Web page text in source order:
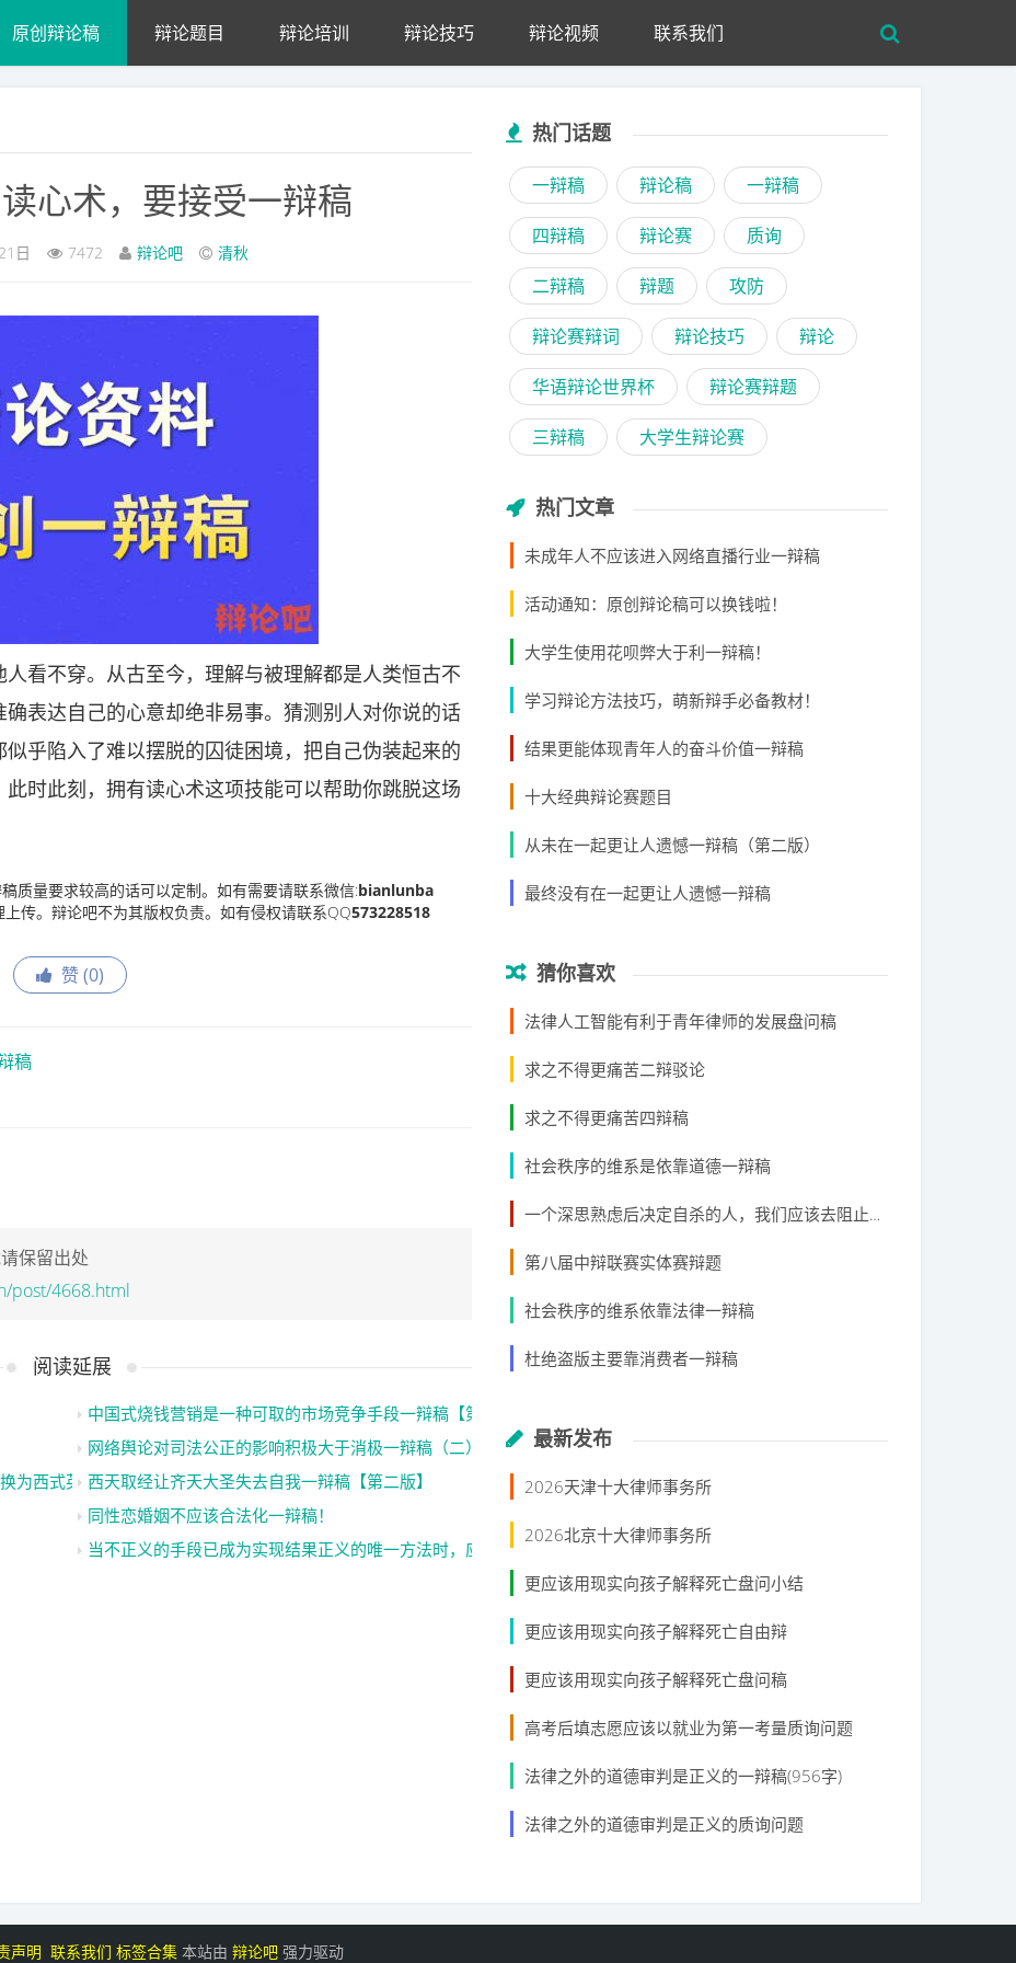
原创辩论稿 辩论题目 辩论培训 辩论技巧 辩论视频 联系我们
心术，要接受一辩稿
日 7472 辩论吧 清秋
不穿。从古至今，理解与被理解都是人类恒古不
表达自己的心意却绝非易事。猜测别人对你说的话
乎陷入了难以摆脱的囚徒困境，把自己伪装起来的
时此刻，拥有读心术这项技能可以帮助你跳脱这场
质量要求较高的话可以定制。如有需要请联系微信:bianlunba
传。辩论吧不为其版权负责。如有侵权请联系QQ573228518
赞 (0)
稿
保留出处
post/4668.html
阅读延展
中国式烧钱营销是一种可取的市场竞争手段一辩稿【第二版】
网络舆论对司法公正的影响积极大于消极一辩稿（二）
为西式英雄一辩稿（二）
西天取经让齐天大圣失去自我一辩稿【第二版】
同性恋婚姻不应该合法化一辩稿！
当不正义的手段已成为实现结果正义的唯一方法时，应该用一辩稿【第二版】
热门话题
一辩稿 辩论稿 一辩稿
四辩稿 辩论赛 质询
二辩稿 辩题 攻防
辩论赛辩词 辩论技巧 辩论
华语辩论世界杯 辩论赛辩题
三辩稿 大学生辩论赛
热门文章
未成年人不应该进入网络直播行业一辩稿
活动通知：原创辩论稿可以换钱啦！
大学生使用花呗弊大于利一辩稿！
学习辩论方法技巧，萌新辩手必备教材！
结果更能体现青年人的奋斗价值一辩稿
十大经典辩论赛题目
从未在一起更让人遗憾一辩稿（第二版）
最终没有在一起更让人遗憾一辩稿
猜你喜欢
法律人工智能有利于青年律师的发展盘问稿
求之不得更痛苦二辩驳论
求之不得更痛苦四辩稿
社会秩序的维系是依靠道德一辩稿
一个深思熟虑后决定自杀的人，我们应该去阻止他一辩稿
第八届中辩联赛实体赛辩题
社会秩序的维系依靠法律一辩稿
杜绝盗版主要靠消费者一辩稿
最新发布
2026天津十大律师事务所
2026北京十大律师事务所
更应该用现实向孩子解释死亡盘问小结
更应该用现实向孩子解释死亡自由辩
更应该用现实向孩子解释死亡盘问稿
高考后填志愿应该以就业为第一考量质询问题
法律之外的道德审判是正义的一辩稿(956字)
法律之外的道德审判是正义的质询问题
声明 联系我们 标签合集 本站由 辩论吧 强力驱动